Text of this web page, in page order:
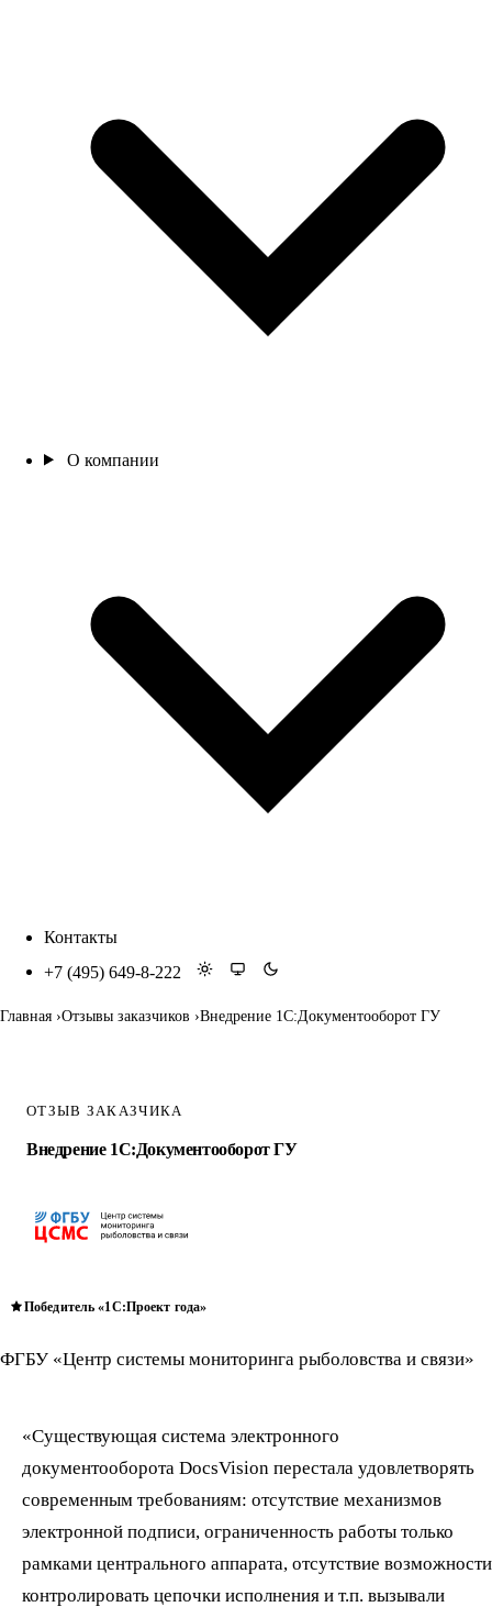
О компании
Контакты
+7 (495) 649-8-222
Главная Отзывы заказчиков Внедрение 1С:Документооборот ГУ
ОТЗЫВ ЗАКАЗЧИКА
Внедрение 1С:Документооборот ГУ
Победитель «1С:Проект года»
ФГБУ «Центр системы мониторинга рыболовства и связи»
«Существующая система электронного
документооборота DocsVision перестала удовлетворять
современным требованиям: отсутствие механизмов
электронной подписи, ограниченность работы только
рамками центрального аппарата, отсутствие возможности
контролировать цепочки исполнения и т.п. вызывали